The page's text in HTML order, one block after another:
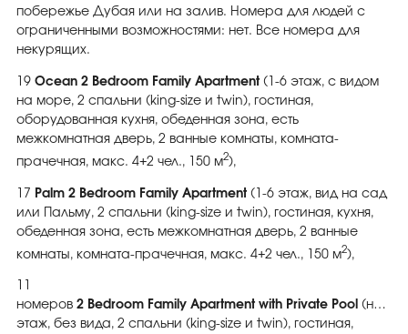
побережье Дубая или на залив. Номера для людей с
ограниченными возможностями: нет. Все номера для
некурящих.
19 Ocean 2 Bedroom Family Apartment (1-6 этаж, с видом
на море, 2 спальни (king-size и twin), гостиная,
оборудованная кухня, обеденная зона, есть
межкомнатная дверь, 2 ванные комнаты, комната-
прачечная, макс. 4+2 чел., 150 м2),
17 Palm 2 Bedroom Family Apartment (1-6 этаж, вид на сад
или Пальму, 2 спальни (king-size и twin), гостиная, кухня,
обеденная зона, есть межкомнатная дверь, 2 ванные
комнаты, комната-прачечная, макс. 4+2 чел., 150 м2),
номеров 2 Bedroom Family Apartment with Private Pool
этаж, без вида, 2 спальни (king-size и twin), гостиная,